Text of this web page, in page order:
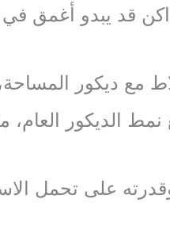
قد يبدو أغمق في
مع ديكور
الديكور العام،
على تحمل